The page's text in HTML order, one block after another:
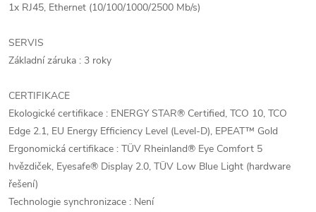
1x RJ45, Ethernet (10/100/1000/2500 Mb/s)
SERVIS
Základní záruka : 3 roky
CERTIFIKACE
Ekologické certifikace : ENERGY STAR® Certified, TCO 10, TCO
Edge 2.1, EU Energy Efficiency Level (Level-D), EPEAT™ Gold
Ergonomická certifikace : TÜV Rheinland® Eye Comfort 5
hvězdiček, Eyesafe® Display 2.0, TÜV Low Blue Light (hardware
řešení)
Technologie synchronizace : Není